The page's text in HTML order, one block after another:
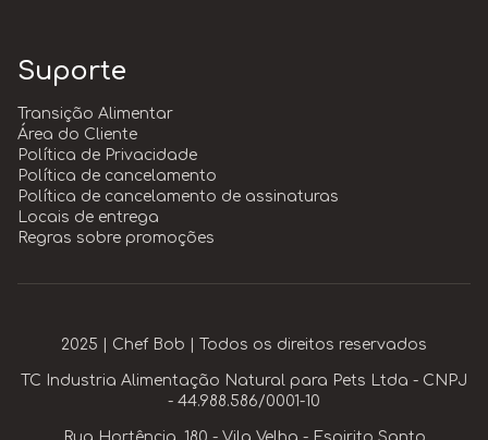
Suporte
Transição Alimentar
Área do Cliente
Política de Privacidade
Política de cancelamento
Política de cancelamento de assinaturas
Locais de entrega
Regras sobre promoções
2025 | Chef Bob | Todos os direitos reservados
TC Industria Alimentação Natural para Pets Ltda - CNPJ
- 44.988.586/0001-10